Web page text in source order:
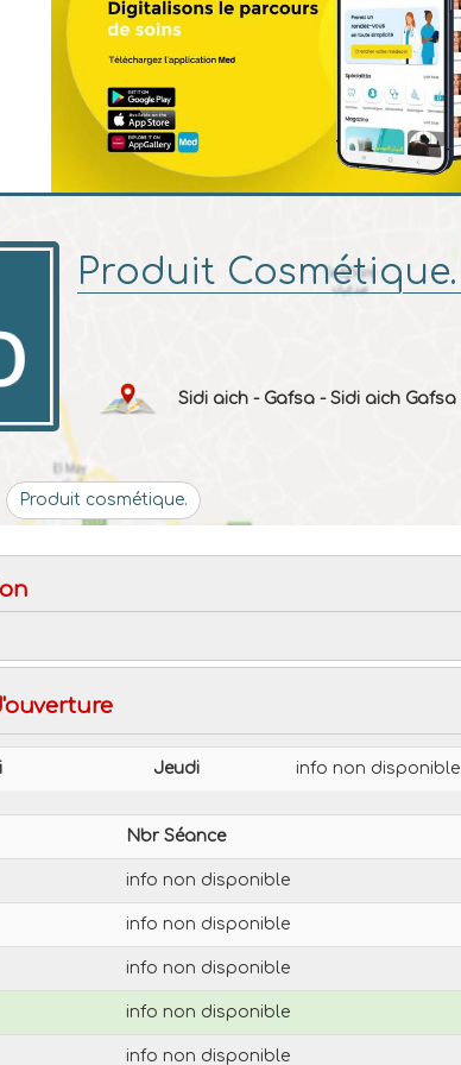
Produit Cosmétique.
Sidi aich - Gafsa - Sidi aich Gafsa
Produit cosmétique.
Jeudi info non disponible
Nbr Séance
info non disponible
info non disponible
info non disponible
info non disponible
info non disponible